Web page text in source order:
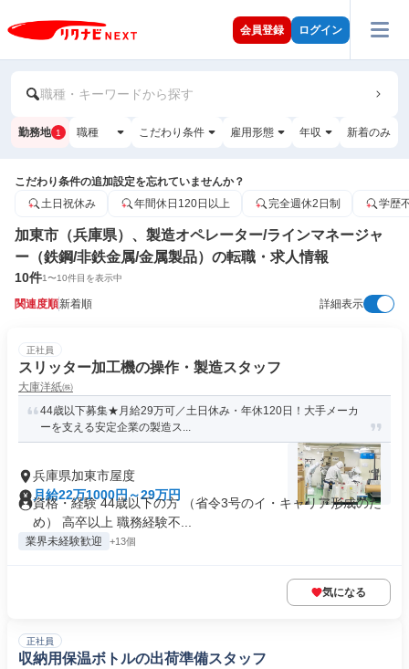
会員登録 ログイン
職種・キーワードから探す
勤務地 1 職種 こだわり条件 雇用形態 年収 新着のみ
こだわり条件の追加設定を忘れていませんか？
土日祝休み
年間休日120日以上 完全週休2日制 学歴
加東市（兵庫県）、製造オペレーター/ラインマネージャ
ー（鉄鋼/非鉄金属/金属製品）の転職・求人情報
10件1〜10件目を表示中
関連度順新着順 詳細表示
正社員
スリッター加工機の操作・製造スタッフ
大庫洋紙㈱
44歳以下募集★月給29万可／土日休み・年休120日！大手メーカ
ーを支える安定企業の製造ス...
兵庫県加東市屋度
月給22万1000円～29万円
資格・経験 44歳以下の方 （省令3号のイ・キャリア形成のた
め） 高卒以上 職務経験不...
業界未経験歓迎 +13個
気になる
正社員
収納用保温ボトルの出荷準備スタッフ